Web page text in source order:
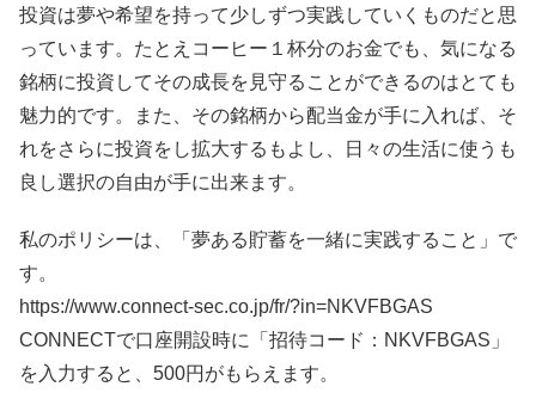
投資は夢や希望を持って少しずつ実践していくものだと思
っています。たとえコーヒー１杯分のお金でも、気になる
銘柄に投資してその成長を見守ることができるのはとても
魅力的です。また、その銘柄から配当金が手に入れば、そ
れをさらに投資をし拡大するもよし、日々の生活に使うも
良し選択の自由が手に出来ます。
私のポリシーは、「夢ある貯蓄を一緒に実践すること」で
す。
https://www.connect-sec.co.jp/fr/?in=NKVFBGAS
CONNECTで口座開設時に「招待コード：NKVFBGAS」
を入力すると、500円がもらえます。